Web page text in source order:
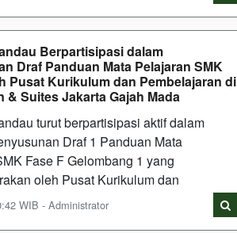
Berpartisipasi dalam
Draf Panduan Mata Pelajaran SMK
Pusat Kurikulum dan Pembelajaran di
& Suites Jakarta Gajah Mada
turut berpartisipasi aktif dalam
Draf 1 Panduan Mata
Fase F Gelombang 1 yang
oleh Pusat Kurikulum dan
WIB - Administrator